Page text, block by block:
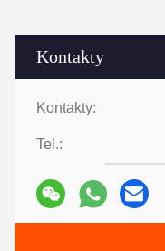
Kontakty
Kontakty:
Tel.: